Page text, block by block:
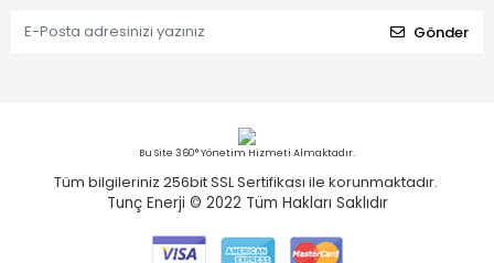
Gönder
Bu Site 360° Yönetim Hizmeti Almaktadır.
Tüm bilgileriniz 256bit SSL Sertifikası ile korunmaktadır.
Tunç Enerji © 2022 Tüm Hakları Saklıdır